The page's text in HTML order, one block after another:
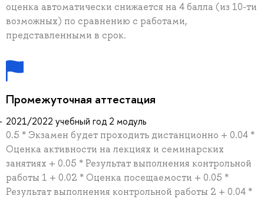
оценка автоматически снижается на 4 балла (из 10-ти
возможных) по сравнению с работами,
представленными в срок.
Промежуточная аттестация
2021/2022 учебный год 2 модуль
0.5 * Экзамен будет проходить дистанционно + 0.04 *
Оценка активности на лекциях и семинарских
занятиях + 0.05 * Результат выполнения контрольной
работы 1 + 0.02 * Оценка посещаемости + 0.05 *
Результат выполнения контрольной работы 2 + 0.04 *